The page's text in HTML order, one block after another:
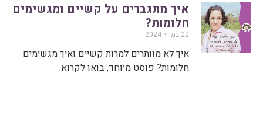
איך מתגברים על קשיים ומגשימים
חלומות?
22 במרץ 2024
איך לא מוותרים למרות קשיים ואיך מגשימים
חלומות? פוסט מיוחד, בואו לקרוא.